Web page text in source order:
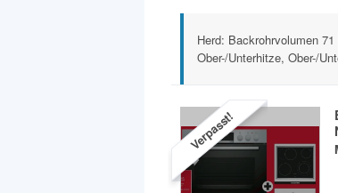
Herd: Backrohrvolumen
Ober-/Unterhitze, Ober-/
Verpasst!